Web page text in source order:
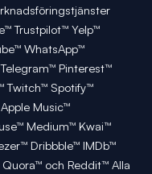
Trustpilot™ Yelp™
WhatsApp™
Pinterest™
Twitch™ Spotify™
Music™
Medium™ Kwai™
Dribbble™ IMDb™
och Reddit™ Alla